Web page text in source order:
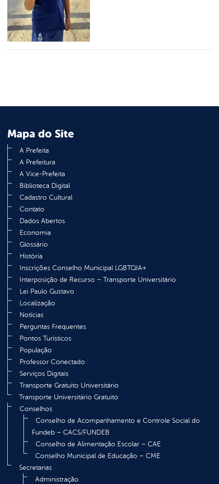
Mapa do Site
A Prefeita
A Prefeitura
A Vice-Prefeita
Biblioteca Digital
Cadastro Cultural
Contato
Dados Abertos
Economia
Glossário
História
Inscrições Conselho Municipal LGBTQIA+
Interposição de Recurso – Transporte Universitário
Lei Paulo Gustavo
Localização
Notícias
Perguntas Frequentes
Pontos Turísticos
População
Professor Conectado
Serviços Digitais
Transporte Gratuito Universitário
Transporte Universitário Gratuito
Conselhos
Conselho de Acompanhamento e Controle Social do
Fundeb – CACS/FUNDEB
Conselho de Alimentação Escolar – CAE
Conselho Municipal de Educação – CME
Secretarias
Administração